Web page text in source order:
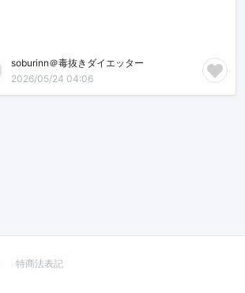
soburinn＠毒抜きダイエッター
2026/05/24 04:06
特商法表記